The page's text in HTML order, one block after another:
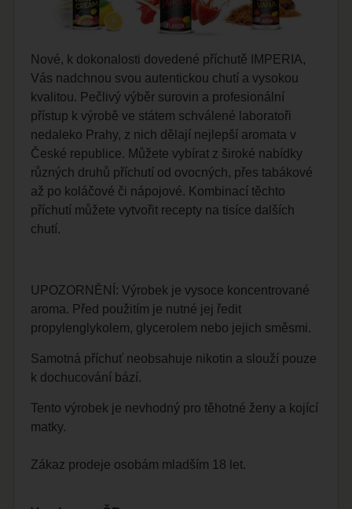
Nové, k dokonalosti dovedené příchutě IMPERIA,
Vás nadchnou svou autentickou chutí a vysokou
kvalitou. Pečlivý výběr surovin a profesionální
přístup k výrobě ve státem schválené laboratoři
nedaleko Prahy, z nich dělají nejlepší aromata v
České republice. Můžete vybírat z široké nabídky
různých druhů příchutí od ovocných, přes tabákové
až po koláčové či nápojové. Kombinací těchto
příchutí můžete vytvořit recepty na tisíce dalších
chutí.
UPOZORNĚNÍ: Výrobek je vysoce koncentrované
aroma. Před použitím je nutné jej ředit
propylenglykolem, glycerolem nebo jejich směsmi.
Samotná příchuť neobsahuje nikotin a slouží pouze
k dochucování bází.
Tento výrobek je nevhodný pro těhotné ženy a kojící
matky.
Zákaz prodeje osobám mladším 18 let.